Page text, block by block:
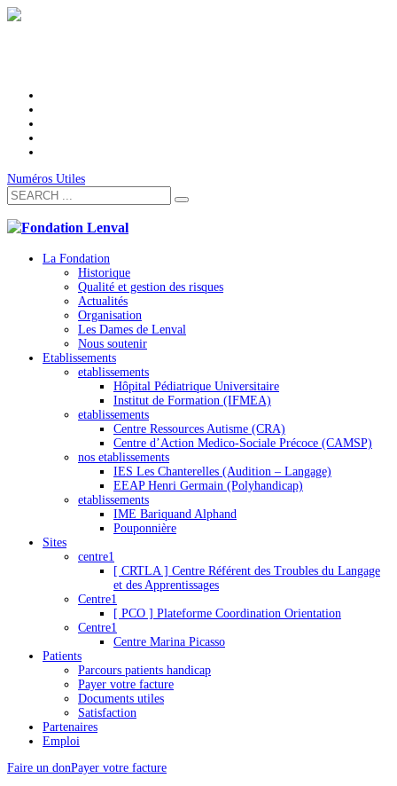
Numéros Utiles
La Fondation
Historique
Qualité et gestion des risques
Actualités
Organisation
Les Dames de Lenval
Nous soutenir
Etablissements
etablissements
Hôpital Pédiatrique Universitaire
Institut de Formation (IFMEA)
etablissements
Centre Ressources Autisme (CRA)
Centre d’Action Medico-Sociale Précoce (CAMSP)
nos etablissements
IES Les Chanterelles (Audition – Langage)
EEAP Henri Germain (Polyhandicap)
etablissements
IME Bariquand Alphand
Pouponnière
Sites
centre1
[ CRTLA ] Centre Référent des Troubles du Langage
et des Apprentissages
Centre1
[ PCO ] Plateforme Coordination Orientation
Centre1
Centre Marina Picasso
Patients
Parcours patients handicap
Payer votre facture
Documents utiles
Satisfaction
Partenaires
Emploi
Faire un donPayer votre facture